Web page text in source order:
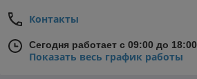
Контакты
Сегодня работает с 09:00 до 18:00
Показать весь график работы